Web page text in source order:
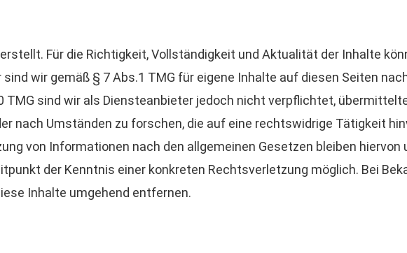
Für die Richtigkeit, Vollständigkeit und Aktualität der Inhalte
wir gemäß § 7 Abs.1 TMG für eigene Inhalte auf diesen Seiten
sind wir als Diensteanbieter jedoch nicht verpflichtet,
nach Umständen zu forschen, die auf eine rechtswidrige Tätigkeit
von Informationen nach den allgemeinen Gesetzen bleiben hiervon
der Kenntnis einer konkreten Rechtsverletzung möglich. Bei
Inhalte umgehend entfernen.